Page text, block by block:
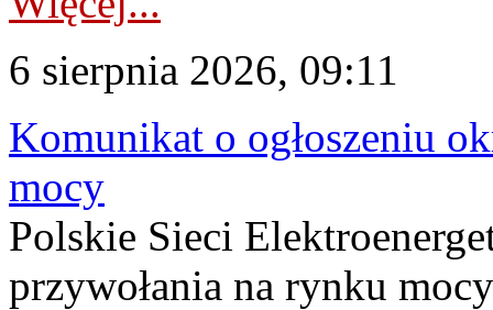
6 sierpnia 2026, 09:11
Komunikat o ogłoszeniu
mocy
Polskie Sieci
przywołania na rynku